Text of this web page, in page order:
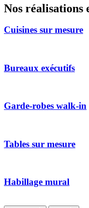
Nos réalisations
Cuisines sur mesure
Bureaux exécutifs
Garde-robes walk-in
Tables sur mesure
Habillage mural